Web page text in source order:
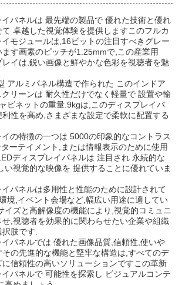
イパネルは 最先端の製品で 優れた技術と優れ
卓越した視覚体験を提供しますこのフルカ
モジュールは,16ビットの注目すべきグレー
す画素のピッチが1.25mmで,この産業用
イは,鋭い画像と鮮やかな色彩を視聴者を魅
アルミパネル構造で作られた このインドア
リーンは 耐久性だけでなく軽量で 設置や輸
ビネットの重量.9kgは,このディスプレイパ
性を高め,さまざまな設定で柔軟に配置する
の特徴の一つは 5000の印象的なコントラス
ーテイメント,または情報表示のために使用
ディスプレイパネルは 注目され 永続的な
い視覚的な映像を 提供することに優れていま
パネルは多用性と性能のために設計されて
境,イベント会場など,幅広い用途に適してい
イズと高解像度の機能により,視覚的コミュニ
,視聴者を効果的に関わらせたい企業や組織
肢です.
イパネルでは 優れた画像品質,信頼性,使いや
の先進的な機能と堅牢な構造は,すべてのデ
に信頼性の高いソリューションですこの革新
パネルで 可能性を探索し ビジュアルコンテ